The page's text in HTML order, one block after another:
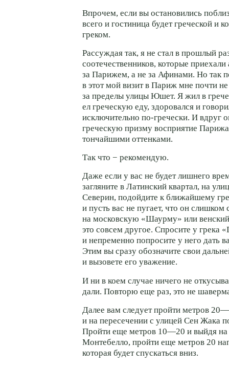
Впрочем, если вы остановились
всего и гостиница будет греческой и
греком.
Рассуждая так, я не стал в прошлый
соотечественников, которые
за Парижем, а не за Афинами. Но так
в этот мой визит в Париж мне почти
за пределы улицы Юшет. Я жил в
ел греческую еду, здоровался и
исключительно по-гречески. И вдруг
греческую призму восприятие
тончайшими оттенками.
Так что − рекомендую.
Даже если у вас не будет лишнего
загляните в Латинский квартал, на
Северин, подойдите к ближайшему
и пусть вас не пугает, что он
на московскую «Шаурму» или
это совсем другое. Спросите у грека
и непременно попросите у него дать
Этим вы сразу обозначите свои
и вызовете его уважение.
И ни в коем случае ничего не
дали. Повторю еще раз, это не
Далее вам следует пройти метров
и на пересечении с улицей Сен Жака
Пройти еще метров 10—20 и выйдя
Монтебелло, пройти еще метров 20
которая будет спускаться вниз.